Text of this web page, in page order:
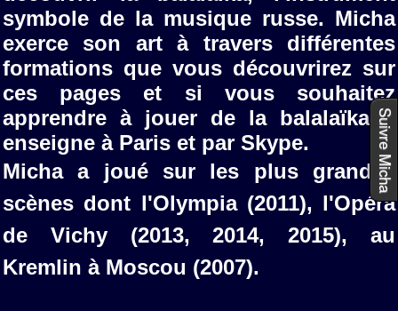
symbole de la musique russe. Micha
exerce son art à travers différentes
formations que vous découvrirez sur
ces pages et si vous souhaitez
apprendre à jouer de la balalaïka il
enseigne à Paris et par Skype.
Micha a joué sur les plus grandes
scènes dont l'Olympia (2011), l'Opéra
de Vichy (2013, 2014, 2015), au
Kremlin à Moscou (2007).
Suivre Micha